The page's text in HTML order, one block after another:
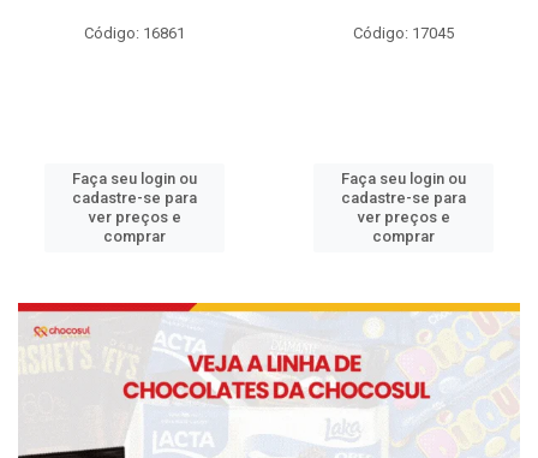
Código: 16861
Faça seu login ou
cadastre-se para
ver preços e
comprar
Código: 17045
Faça seu login ou
cadastre-se para
ver preços e
comprar